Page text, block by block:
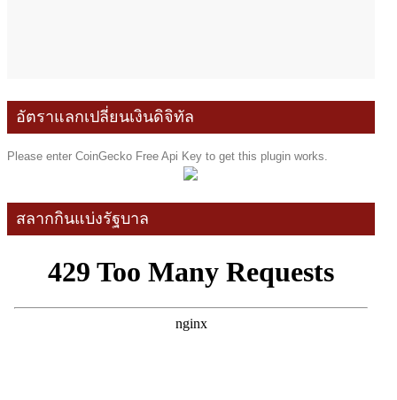
อัตราแลกเปลี่ยนเงินดิจิทัล
Please enter CoinGecko Free Api Key to get this plugin works.
สลากกินแบ่งรัฐบาล